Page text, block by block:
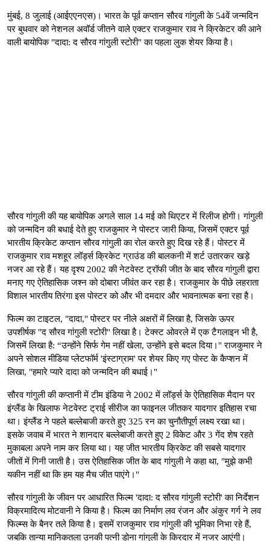
मुंबई, 8 जुलाई (आईएएनएस)। भारत के पूर्व कप्तान सौरव गांगुली के 54वें जन्मदिन
पर बुधवार को नेशनल अवॉर्ड जीतने वाले एक्टर राजकुमार राव ने क्रिकेटर की आने
वाली बायोपिक "दादा: द सौरव गांगुली स्टोरी" का पहला लुक शेयर किया है।
सौरव गांगुली की यह बायोपिक अगले साल 14 मई को थिएटर में रिलीज होगी। गांगुली
को जन्मदिन की बधाई देते हुए राजकुमार ने पोस्टर जारी किया, जिसमें एक्टर पूर्व
भारतीय क्रिकेट कप्तान सौरव गांगुली का रोल करते हुए दिख रहे हैं। पोस्टर में
राजकुमार राव मशहूर लॉर्ड्स क्रिकेट ग्राउंड की बालकनी में शर्ट उतारकर खड़े
नजर आ रहे हैं। यह दृश्य 2002 की नेटवेस्ट ट्रॉफी जीत के बाद सौरव गांगुली द्वारा
मनाए गए ऐतिहासिक जश्न को दोबारा जीवंत कर रहा है। राजकुमार के पीछे लहराता
विशाल भारतीय तिरंगा इस पोस्टर को और भी दमदार और भावनात्मक बना रहा है।
फिल्म का टाइटल, "दादा," पोस्टर पर नीले अक्षरों में लिखा है, जिसके ऊपर
उपशीर्षक "द सौरव गांगुली स्टोरी" लिखा है। टेक्स्ट ओवरले में एक टैगलाइन भी है,
जिसमें लिखा है: “उन्होंने सिर्फ गेम नहीं खेला, उन्होंने इसे बदल दिया।" राजकुमार ने
अपने सोशल मीडिया प्लेटफॉर्म 'इंस्टाग्राम' पर शेयर किए गए पोस्ट के कैप्शन में
लिखा, "हमारे प्यारे दादा को जन्मदिन की बधाई।"
सौरव गांगुली की कप्तानी में टीम इंडिया ने 2002 में लॉर्ड्स के ऐतिहासिक मैदान पर
इंग्लैंड के खिलाफ नेटवेस्ट ट्राई सीरीज का फाइनल जीतकर यादगार इतिहास रचा
था। इंग्लैंड ने पहले बल्लेबाजी करते हुए 325 रन का चुनौतीपूर्ण लक्ष्य रखा था।
इसके जवाब में भारत ने शानदार बल्लेबाजी करते हुए 2 विकेट और 3 गेंद शेष रहते
मुकाबला अपने नाम कर लिया था। यह जीत भारतीय क्रिकेट की सबसे यादगार
जीतों में गिनी जाती है। उस ऐतिहासिक जीत के बाद गांगुली ने कहा था, "मुझे कभी
यकीन नहीं था कि हम यह मैच जीत पाएंगे।"
सौरव गांगुली के जीवन पर आधारित फिल्म 'दादा: द सौरव गांगुली स्टोरी' का निर्देशन
विक्रमादित्य मोटवानी ने किया है। फिल्म का निर्माण लव रंजन और अंकुर गर्ग ने लव
फिल्म्स के बैनर तले किया है। इसमें राजकुमार राव गांगुली की भूमिका निभा रहे हैं,
जबकि तान्या मानिकतला उनकी पत्नी डोना गांगुली के किरदार में नजर आएंगी।